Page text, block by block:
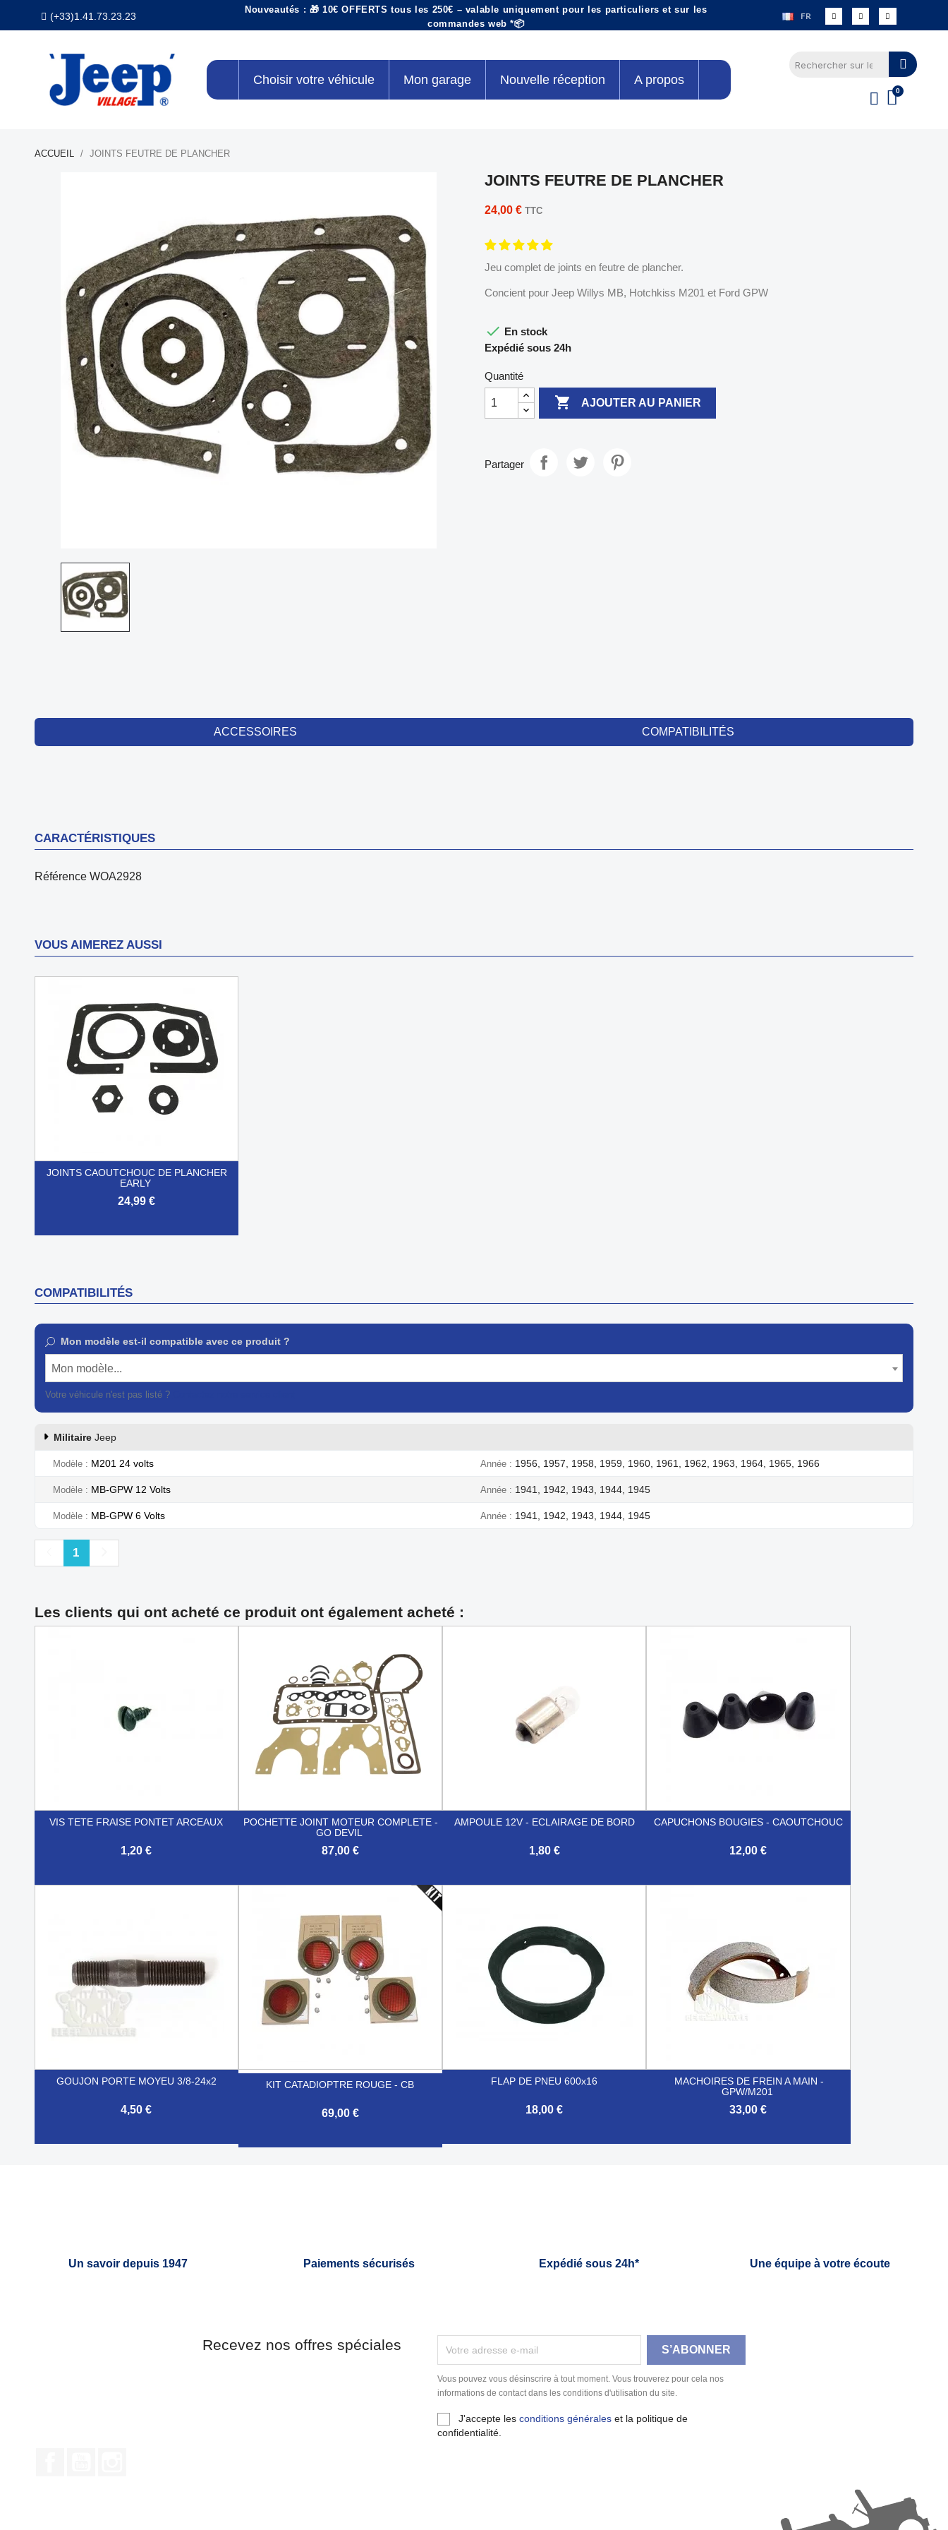
(+33)1.41.73.23.23
Nouveautés : 🎁 10€ OFFERTS tous les 250€ – valable uniquement pour les particuliers et sur les
commandes web *📦
FR
Choisir votre véhicule Mon garage Nouvelle réception A propos
ACCUEIL JOINTS FEUTRE DE PLANCHER
JOINTS FEUTRE DE PLANCHER
24,00 € TTC
Jeu complet de joints en feutre de plancher.
Concient pour Jeep Willys MB, Hotchkiss M201 et Ford GPW
 En stock
Expédié sous 24h
Quantité
 AJOUTER AU PANIER
Partager
ACCESSOIRES COMPATIBILITÉS
CARACTÉRISTIQUES
Référence WOA2928
VOUS AIMEREZ AUSSI
JOINTS CAOUTCHOUC DE PLANCHER
EARLY
24,99 €
COMPATIBILITÉS
Mon modèle est-il compatible avec ce produit ?
Mon modèle...
Votre véhicule n'est pas listé ?
Militaire Jeep
Modèle M201 24 volts Année 1956, 1957, 1958, 1959, 1960, 1961, 1962, 1963, 1964, 1965, 1966
Modèle MB-GPW 12 Volts Année 1941, 1942, 1943, 1944, 1945
Modèle MB-GPW 6 Volts Année 1941, 1942, 1943, 1944, 1945
Précédent
1
Les clients qui ont acheté ce produit ont également acheté :
VIS TETE FRAISE PONTET ARCEAUX
1,20 €
POCHETTE JOINT MOTEUR COMPLETE -
GO DEVIL
87,00 €
AMPOULE 12V - ECLAIRAGE DE BORD
1,80 €
CAPUCHONS BOUGIES - CAOUTCHOUC
12,00 €
GOUJON PORTE MOYEU 3/8-24x2
4,50 €
KIT CATADIOPTRE ROUGE - CB
69,00 €
FLAP DE PNEU 600x16
18,00 €
MACHOIRES DE FREIN A MAIN -
GPW/M201
33,00 €
Un savoir depuis 1947 Paiements sécurisés Expédié sous 24h* Une équipe à votre écoute
Recevez nos offres spéciales
Vous pouvez vous désinscrire à tout moment. Vous trouverez pour cela nos
informations de contact dans les conditions d'utilisation du site.
J'accepte lesconditions générales et la politique de
confidentialité.